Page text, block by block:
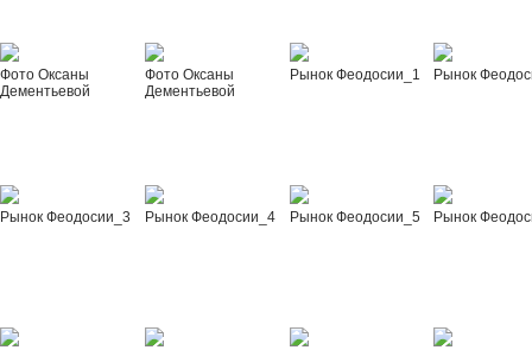
Фото Оксаны
Дементьевой
Фото Оксаны
Дементьевой
Рынок Феодосии_1 Рынок
Рынок Феодосии_3 Рынок Феодосии_4 Рынок Феодосии_5 Рынок